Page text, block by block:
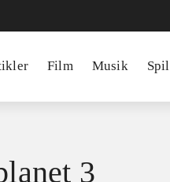
Film Musik Spil
3